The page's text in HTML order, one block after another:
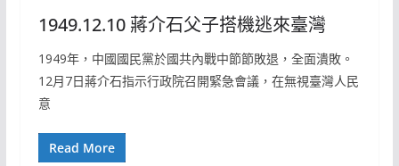
1949.12.10 蔣介石父子搭機逃來臺灣
1949年，中國國民黨於國共內戰中節節敗退，全面潰敗。
12月7日蔣介石指示行政院召開緊急會議，在無視臺灣人民
意
Read More